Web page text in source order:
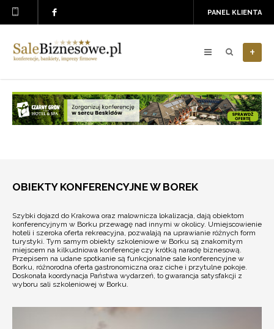
PANEL KLIENTA
+
OBIEKTY KONFERENCYJNE W BOREK
Szybki dojazd do Krakowa oraz malownicza lokalizacja, dają obiektom
konferencyjnym w Borku przewagę nad innymi w okolicy. Umiejscowienie
hoteli i szeroka oferta rekreacyjna, pozwalają na uprawianie różnych form
turystyki. Tym samym obiekty szkoleniowe w Borku są znakomitym
miejscem na kilkudniowa konferencje czy krótką naradę biznesową.
Przepisem na udane spotkanie są funkcjonalne sale konferencyjne w
Borku, różnorodna oferta gastronomiczna oraz ciche i przytulne pokoje.
Doskonała koordynacja Państwa wydarzeń, to gwarancja satysfakcji z
wyboru sali szkoleniowej w Borku.